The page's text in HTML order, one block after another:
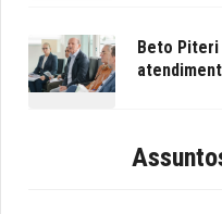
Beto Piteri